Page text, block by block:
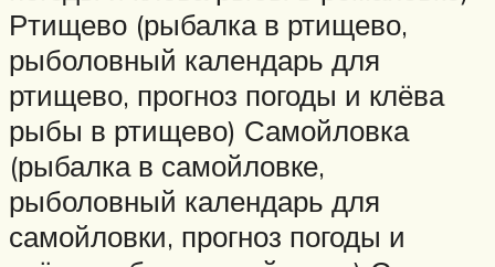
Ртищево (рыбалка в ртищево,
рыболовный календарь для
ртищево, прогноз погоды и клёва
рыбы в ртищево) Самойловка
(рыбалка в самойловке,
рыболовный календарь для
самойловки, прогноз погоды и